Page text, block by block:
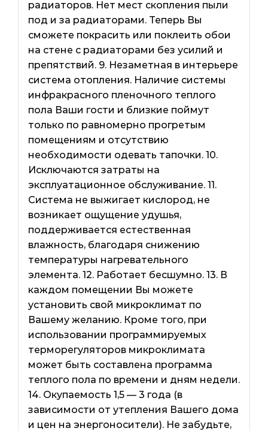
радиаторов. Нет мест скопления пыли
под и за радиаторами. Теперь Вы
сможете покрасить или поклеить обои
на стене с радиаторами без усилий и
препятствий. 9. Незаметная в интерьере
система отопления. Наличие системы
инфракрасного пленочного теплого
пола Ваши гости и близкие поймут
только по равномерно прогретым
помещениям и отсутствию
необходимости одевать тапочки. 10.
Исключаются затраты на
эксплуатационное обслуживание. 11.
Система не выжигает кислород, не
возникает ощущение удушья,
поддерживается естественная
влажность, благодаря снижению
температуры нагревательного
элемента. 12. Работает бесшумно. 13. В
каждом помещении Вы можете
установить свой микроклимат по
Вашему желанию. Кроме того, при
использовании программируемых
терморегуляторов микроклимата
может быть составлена ​​программа
теплого пола по времени и дням недели.
14. Окупаемость 1,5 — 3 года (в
зависимости от утепления Вашего дома
и цен на энергоносители). Не забудьте,